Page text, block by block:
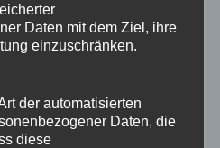
Daten mit dem Ziel, ihre
einzuschränken.
der automatisierten
Daten, die
diese